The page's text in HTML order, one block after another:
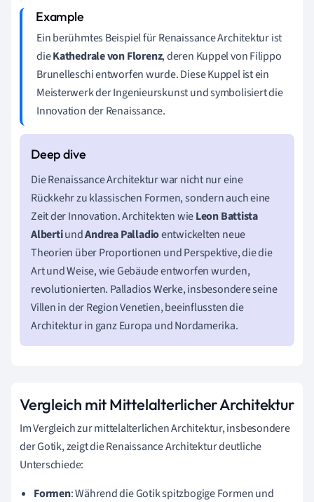
Ein berühmtes Beispiel für Renaissance Architektur ist
dieKathedrale von Florenz, deren Kuppel von Filippo
Brunelleschi entworfen wurde. Diese Kuppel ist ein
Meisterwerk der Ingenieurskunst und symbolisiert die
Innovation der Renaissance.
Die Renaissance Architektur war nicht nur eine
Rückkehr zu klassischen Formen, sondern auch eine
Zeit der Innovation. Architekten wieLeon Battista
AlbertiundAndrea Palladioentwickelten neue
Theorien über Proportionen und Perspektive, die die
Art und Weise, wie Gebäude entworfen wurden,
revolutionierten. Palladios Werke, insbesondere seine
Villen in der Region Venetien, beeinflussten die
Architektur in ganz Europa und Nordamerika.
Vergleich mit Mittelalterlicher Architektur
Im Vergleich zur mittelalterlichen Architektur, insbesondere
der Gotik, zeigt die Renaissance Architektur deutliche
Unterschiede:
Formen: Während die Gotik spitzbogige Formen und